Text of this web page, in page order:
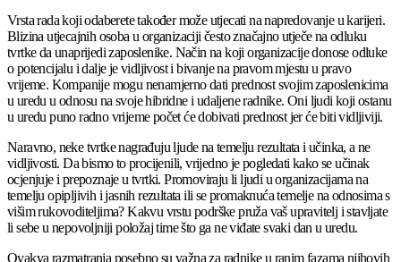
Vrsta rada koji odaberete također može utjecati na napredovanje u karijeri.
Blizina utjecajnih osoba u organizaciji često značajno utječe na odluku
tvrtke da unaprijedi zaposlenike. Način na koji organizacije donose odluke
o potencijalu i dalje je vidljivost i bivanje na pravom mjestu u pravo
vrijeme. Kompanije mogu nenamjerno dati prednost svojim zaposlenicima
u uredu u odnosu na svoje hibridne i udaljene radnike. Oni ljudi koji ostanu
u uredu puno radno vrijeme počet će dobivati ​​prednost jer će biti vidljiviji.
Naravno, neke tvrtke nagrađuju ljude na temelju rezultata i učinka, a ne
vidljivosti. Da bismo to procijenili, vrijedno je pogledati kako se učinak
ocjenjuje i prepoznaje u tvrtki. Promoviraju li ljudi u organizacijama na
temelju opipljivih i jasnih rezultata ili se promaknuća temelje na odnosima s
višim rukovoditeljima? Kakvu vrstu podrške pruža vaš upravitelj i stavljate
li sebe u nepovoljniji položaj time što ga ne viđate svaki dan u uredu.
Ovakva razmatranja posebno su važna za radnike u ranim fazama njihovih